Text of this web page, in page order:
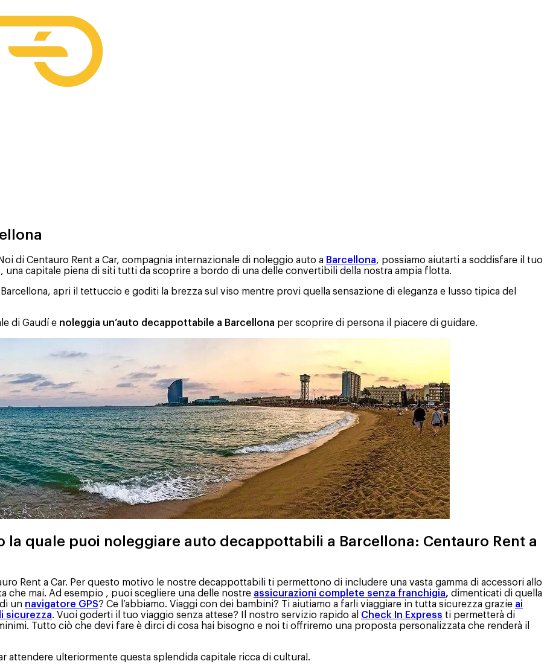
di Centauro Rent a Car, compagnia internazionale di noleggio auto a Barcellona, possiamo aiutarti a soddisfare il tuo
una capitale piena di siti tutti da scoprire a bordo di una delle convertibili della nostra ampia flotta.
apri il tettuccio e goditi la brezza sul viso mentre provi quella sensazione di eleganza e lusso tipica del
di Gaudí e noleggia un’auto decappottabile a Barcellona per scoprire di persona il piacere di guidare.
la quale puoi noleggiare auto decappottabili a Barcellona: Centauro Rent a
Rent a Car. Per questo motivo le nostre decappottabili ti permettono di includere una vasta gamma di accessori allo
che mai. Ad esempio , puoi scegliere una delle nostre assicurazioni complete senza franchigia, dimenticati di quella
un navigatore GPS? Ce l’abbiamo. Viaggi con dei bambini? Ti aiutiamo a farli viaggiare in tutta sicurezza grazie ai
sicurezza. Vuoi goderti il tuo viaggio senza attese? Il nostro servizio rapido al Check In Express ti permetterà di
Tutto ciò che devi fare è dirci di cosa hai bisogno e noi ti offriremo una proposta personalizzata che renderà il
attendere ulteriormente questa splendida capitale ricca di cultura!.